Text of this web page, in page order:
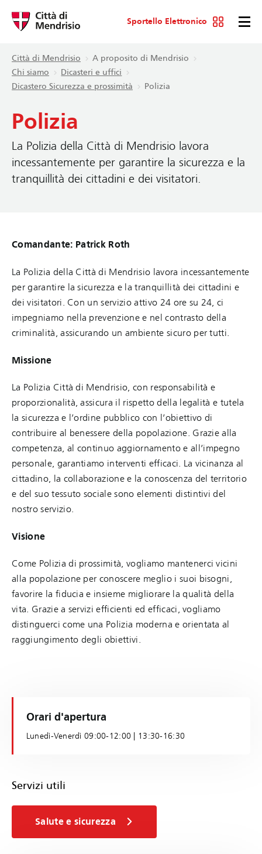
Sportello Elettronico
Città di Mendrisio
A proposito di Mendrisio
Chi siamo
Dicasteri e uffici
Dicastero Sicurezza e prossimità
Polizia
Polizia
La Polizia della Città di Mendrisio lavora
incessantemente per garantire la sicurezza e la
tranquillità dei cittadini e dei visitatori.
Comandante: Patrick Roth
La Polizia della Città di Mendrisio lavora incessantemente
per garantire la sicurezza e la tranquillità dei cittadini e
dei visitatori. Con un servizio attivo 24 ore su 24, ci
impegniamo nella prevenzione e nel contrasto della
criminalità, assicurando un ambiente sicuro per tutti.
Missione
La Polizia Città di Mendrisio, con responsabilità e
proporzionalità, assicura il rispetto della legalità e tutela
la sicurezza e l’ordine pubblico con l’obiettivo di
contribuire al benessere della popolazione. Grazie alla
competenza, al continuo aggiornamento e all’impegno
personale, garantiamo interventi efficaci. La vicinanza al
cittadino, la collaborazione e la conoscenza del territorio
e del suo tessuto sociale sono elementi distintivi del
nostro servizio.
Visione
Come Polizia di prossimità, vogliamo mantenerci vicini
alla popolazione per conoscere meglio i suoi bisogni,
favorire la fiducia e insieme migliorare la qualità della
vita. Grazie a servizi efficienti ed efficaci, vogliamo
distinguerci come una Polizia moderna e orientata al
raggiungimento degli obiettivi.
Orari d'apertura
Lunedì-Venerdì 09:00-12:00 | 13:30-16:30
Servizi utili
Salute e sicurezza